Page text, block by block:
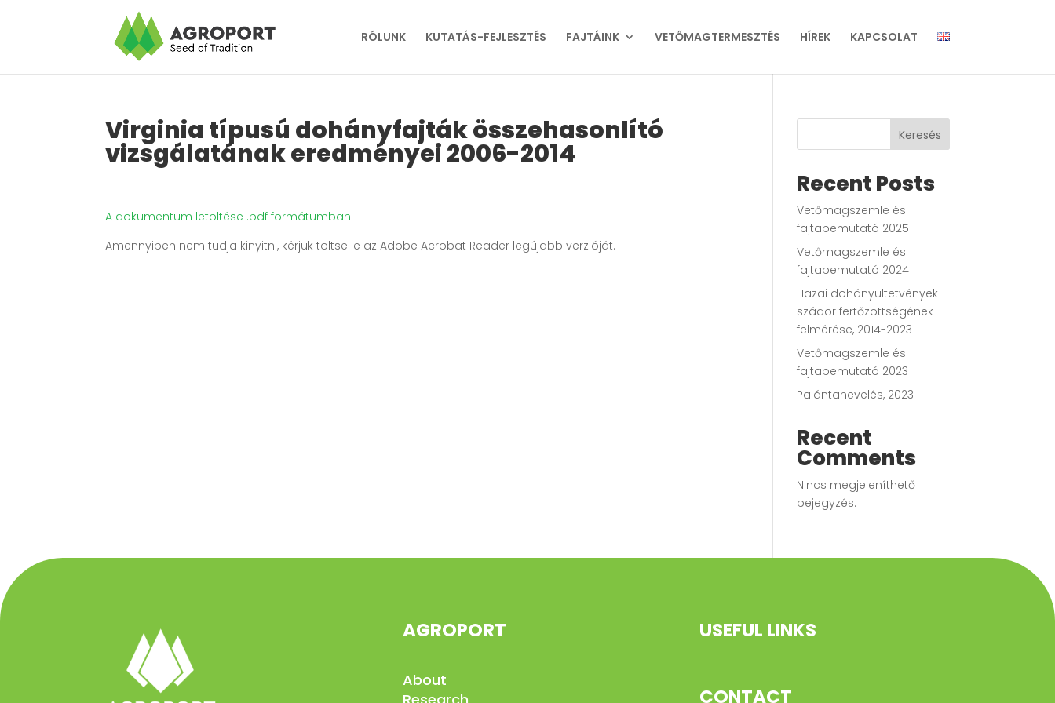
RÓLUNK KUTATÁS-FEJLESZTÉS FAJTÁINK VETŐMAGTERMESZTÉS HÍREK KAPCSOLAT
Virginia típusú dohányfajták összehasonlító
vizsgálatának eredményei 2006-2014
A dokumentum letöltése .pdf formátumban.
Amennyiben nem tudja kinyitni, kérjük töltse le az Adobe Acrobat Reader legújabb verzióját.
Keresés
Recent Posts
Vetőmagszemle és
fajtabemutató 2025
Vetőmagszemle és
fajtabemutató 2024
Hazai dohányültetvények
szádor fertőzöttségének
felmérése, 2014-2023
Vetőmagszemle és
fajtabemutató 2023
Palántanevelés, 2023
Recent
Comments
Nincs megjeleníthető
bejegyzés.
AGROPORT
About
USEFUL LINKS
CONTACT